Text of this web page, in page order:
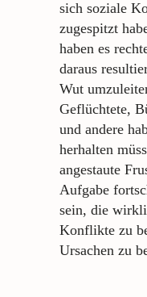
sich soziale
zugespitzt
haben es
daraus
Wut
Geflüchtete,
und andere
herhalten
angestaute
Aufgabe
sein, die
Konflikte zu
Ursachen zu